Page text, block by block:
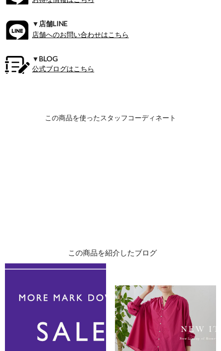
▼店舗LINE
店舗へのお問い合わせはこちら
▼BLOG
公式ブログはこちら
この商品を紹介したブログ